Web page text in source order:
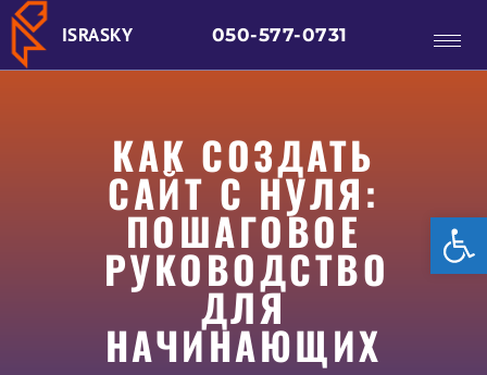
ISRASKY 050-577-0731
КАК СОЗДАТЬ
САЙТ С НУЛЯ:
ПОШАГОВОЕ
РУКОВОДСТВО
ДЛЯ
НАЧИНАЮЩИХ